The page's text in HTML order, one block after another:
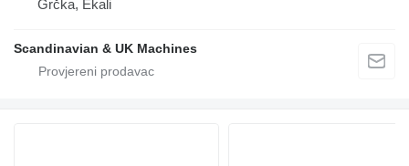
Grčka, Ekali
Scandinavian & UK Machines